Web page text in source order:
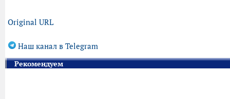
Original URL
Наш канал в Telegram
Рекомендуем